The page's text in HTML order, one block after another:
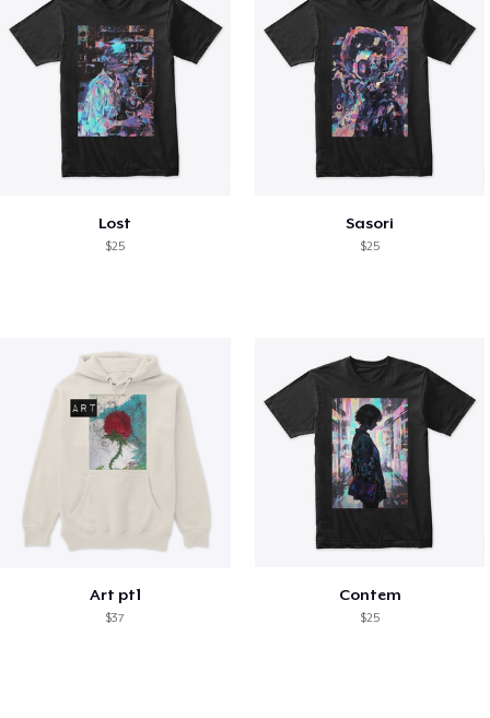
Lost
$25
Sasori
$25
Art pt1
$37
Contem
$25